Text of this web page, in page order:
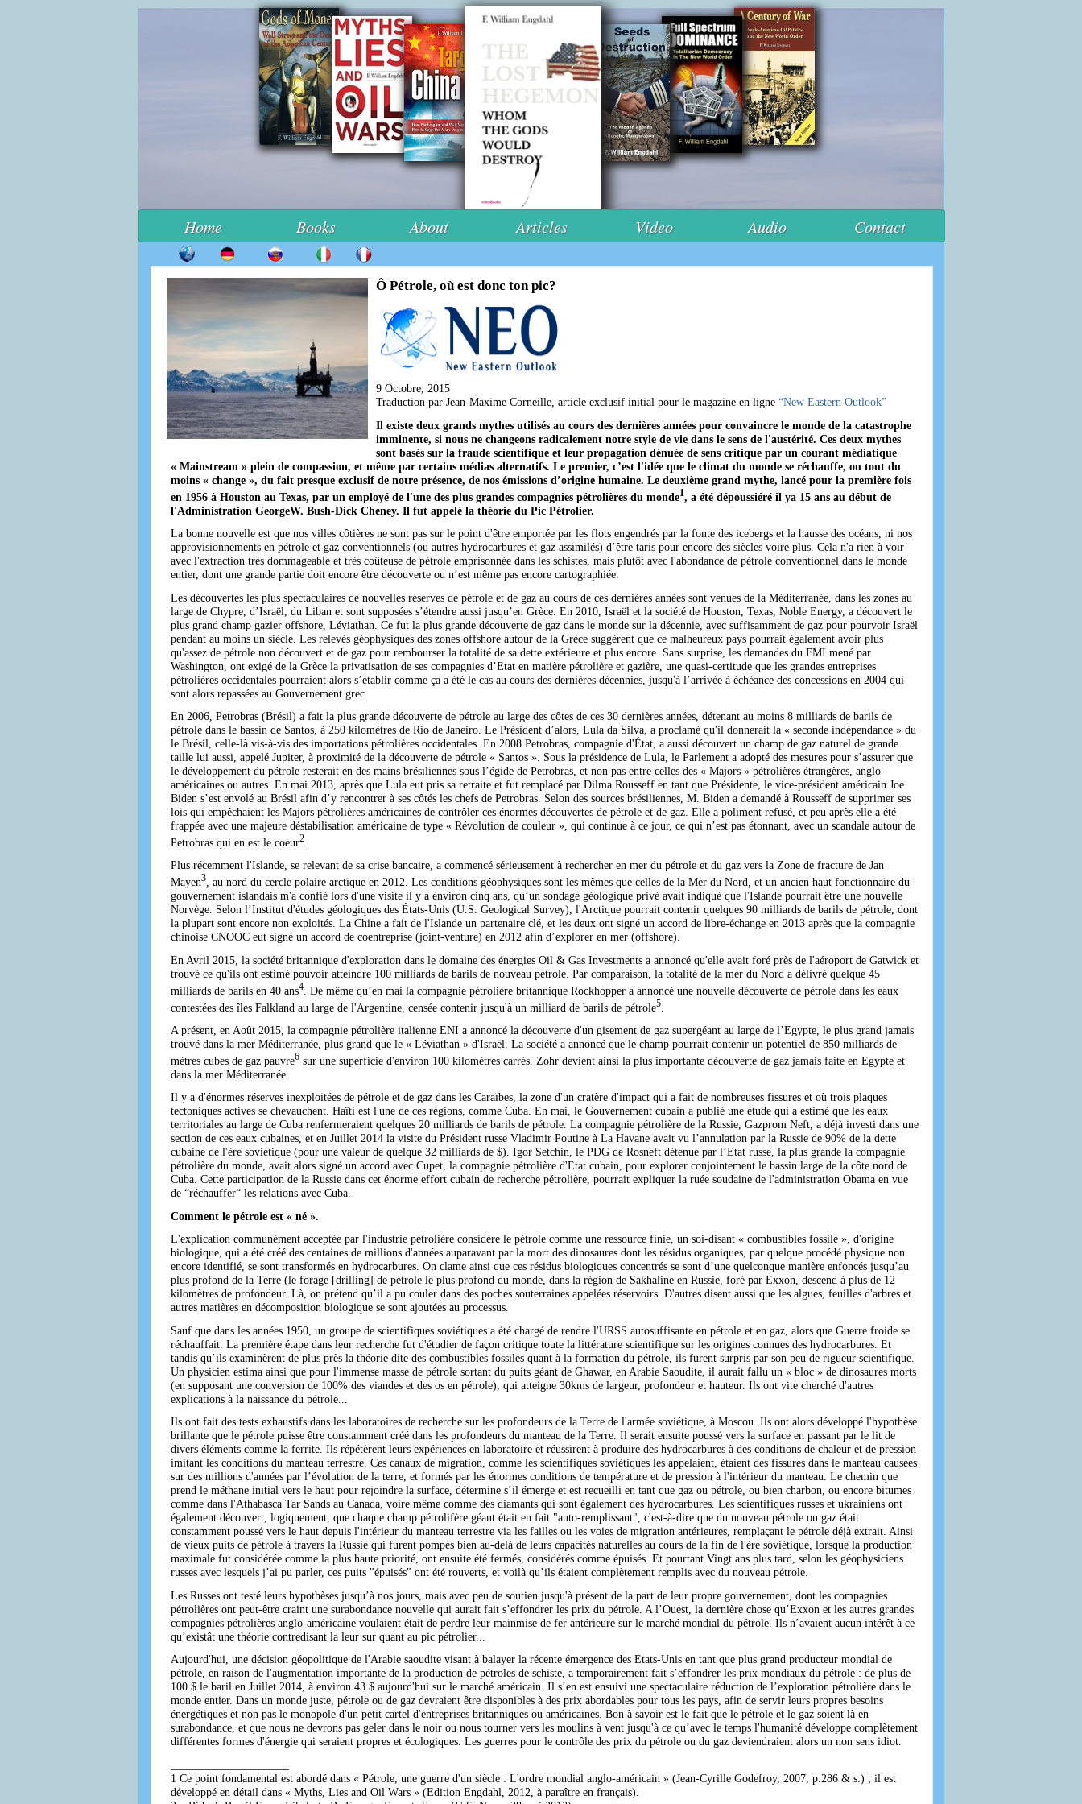
Home Books About Articles Video Audio Contact
Ô Pétrole, où est donc ton pic?
9 Octobre, 2015
Traduction par Jean-Maxime Corneille, article exclusif initial pour le magazine en ligne “New Eastern Outlook”
Il existe deux grands mythes utilisés au cours des dernières années pour convaincre le monde de la catastrophe
imminente, si nous ne changeons radicalement notre style de vie dans le sens de l'austérité. Ces deux mythes
sont basés sur la fraude scientifique et leur propagation dénuée de sens critique par un courant médiatique
« Mainstream » plein de compassion, et même par certains médias alternatifs. Le premier, c’est l'idée que le climat du monde se réchauffe, ou tout du
moins « change », du fait presque exclusif de notre présence, de nos émissions d’origine humaine. Le deuxième grand mythe, lancé pour la première fois
en 1956 à Houston au Texas, par un employé de l'une des plus grandes compagnies pétrolières du monde1, a été dépoussiéré il ya 15 ans au début de
l'Administration GeorgeW. Bush-Dick Cheney. Il fut appelé la théorie du Pic Pétrolier.
La bonne nouvelle est que nos villes côtières ne sont pas sur le point d'être emportée par les flots engendrés par la fonte des icebergs et la hausse des océans, ni nos
approvisionnements en pétrole et gaz conventionnels (ou autres hydrocarbures et gaz assimilés) d’être taris pour encore des siècles voire plus. Cela n'a rien à voir
avec l'extraction très dommageable et très coûteuse de pétrole emprisonnée dans les schistes, mais plutôt avec l'abondance de pétrole conventionnel dans le monde
entier, dont une grande partie doit encore être découverte ou n’est même pas encore cartographiée.
Les découvertes les plus spectaculaires de nouvelles réserves de pétrole et de gaz au cours de ces dernières années sont venues de la Méditerranée, dans les zones au
large de Chypre, d’Israël, du Liban et sont supposées s’étendre aussi jusqu’en Grèce. En 2010, Israël et la société de Houston, Texas, Noble Energy, a découvert le
plus grand champ gazier offshore, Léviathan. Ce fut la plus grande découverte de gaz dans le monde sur la décennie, avec suffisamment de gaz pour pourvoir Israël
pendant au moins un siècle. Les relevés géophysiques des zones offshore autour de la Grèce suggèrent que ce malheureux pays pourrait également avoir plus
qu'assez de pétrole non découvert et de gaz pour rembourser la totalité de sa dette extérieure et plus encore. Sans surprise, les demandes du FMI mené par
Washington, ont exigé de la Grèce la privatisation de ses compagnies d’Etat en matière pétrolière et gazière, une quasi-certitude que les grandes entreprises
pétrolières occidentales pourraient alors s’établir comme ça a été le cas au cours des dernières décennies, jusqu'à l’arrivée à échéance des concessions en 2004 qui
sont alors repassées au Gouvernement grec.
En 2006, Petrobras (Brésil) a fait la plus grande découverte de pétrole au large des côtes de ces 30 dernières années, détenant au moins 8 milliards de barils de
pétrole dans le bassin de Santos, à 250 kilomètres de Rio de Janeiro. Le Président d’alors, Lula da Silva, a proclamé qu'il donnerait la « seconde indépendance » du
le Brésil, celle-là vis-à-vis des importations pétrolières occidentales. En 2008 Petrobras, compagnie d'État, a aussi découvert un champ de gaz naturel de grande
taille lui aussi, appelé Jupiter, à proximité de la découverte de pétrole « Santos ». Sous la présidence de Lula, le Parlement a adopté des mesures pour s’assurer que
le développement du pétrole resterait en des mains brésiliennes sous l’égide de Petrobras, et non pas entre celles des « Majors » pétrolières étrangères, anglo-
américaines ou autres. En mai 2013, après que Lula eut pris sa retraite et fut remplacé par Dilma Rousseff en tant que Présidente, le vice-président américain Joe
Biden s’est envolé au Brésil afin d’y rencontrer à ses côtés les chefs de Petrobras. Selon des sources brésiliennes, M. Biden a demandé à Rousseff de supprimer ses
lois qui empêchaient les Majors pétrolières américaines de contrôler ces énormes découvertes de pétrole et de gaz. Elle a poliment refusé, et peu après elle a été
frappée avec une majeure déstabilisation américaine de type « Révolution de couleur », qui continue à ce jour, ce qui n’est pas étonnant, avec un scandale autour de
Petrobras qui en est le coeur2.
Plus récemment l'Islande, se relevant de sa crise bancaire, a commencé sérieusement à rechercher en mer du pétrole et du gaz vers la Zone de fracture de Jan
Mayen3, au nord du cercle polaire arctique en 2012. Les conditions géophysiques sont les mêmes que celles de la Mer du Nord, et un ancien haut fonctionnaire du
gouvernement islandais m'a confié lors d'une visite il y a environ cinq ans, qu’un sondage géologique privé avait indiqué que l'Islande pourrait être une nouvelle
Norvège. Selon l’Institut d'études géologiques des États-Unis (U.S. Geological Survey), l'Arctique pourrait contenir quelques 90 milliards de barils de pétrole, dont
la plupart sont encore non exploités. La Chine a fait de l'Islande un partenaire clé, et les deux ont signé un accord de libre-échange en 2013 après que la compagnie
chinoise CNOOC eut signé un accord de coentreprise (joint-venture) en 2012 afin d’explorer en mer (offshore).
En Avril 2015, la société britannique d'exploration dans le domaine des énergies Oil & Gas Investments a annoncé qu'elle avait foré près de l'aéroport de Gatwick et
trouvé ce qu'ils ont estimé pouvoir atteindre 100 milliards de barils de nouveau pétrole. Par comparaison, la totalité de la mer du Nord a délivré quelque 45
milliards de barils en 40 ans4. De même qu’en mai la compagnie pétrolière britannique Rockhopper a annoncé une nouvelle découverte de pétrole dans les eaux
contestées des îles Falkland au large de l'Argentine, censée contenir jusqu'à un milliard de barils de pétrole5.
A présent, en Août 2015, la compagnie pétrolière italienne ENI a annoncé la découverte d'un gisement de gaz supergéant au large de l’Egypte, le plus grand jamais
trouvé dans la mer Méditerranée, plus grand que le « Léviathan » d'Israël. La société a annoncé que le champ pourrait contenir un potentiel de 850 milliards de
mètres cubes de gaz pauvre6sur une superficie d'environ 100 kilomètres carrés. Zohr devient ainsi la plus importante découverte de gaz jamais faite en Egypte et
dans la mer Méditerranée.
Il y a d'énormes réserves inexploitées de pétrole et de gaz dans les Caraïbes, la zone d'un cratère d'impact qui a fait de nombreuses fissures et où trois plaques
tectoniques actives se chevauchent. Haïti est l'une de ces régions, comme Cuba. En mai, le Gouvernement cubain a publié une étude qui a estimé que les eaux
territoriales au large de Cuba renfermeraient quelques 20 milliards de barils de pétrole. La compagnie pétrolière de la Russie, Gazprom Neft, a déjà investi dans une
section de ces eaux cubaines, et en Juillet 2014 la visite du Président russe Vladimir Poutine à La Havane avait vu l’annulation par la Russie de 90% de la dette
cubaine de l'ère soviétique (pour une valeur de quelque 32 milliards de $). Igor Setchin, le PDG de Rosneft détenue par l’Etat russe, la plus grande la compagnie
pétrolière du monde, avait alors signé un accord avec Cupet, la compagnie pétrolière d'Etat cubain, pour explorer conjointement le bassin large de la côte nord de
Cuba. Cette participation de la Russie dans cet énorme effort cubain de recherche pétrolière, pourrait expliquer la ruée soudaine de l'administration Obama en vue
de “réchauffer“ les relations avec Cuba.
Comment le pétrole est « né ».
L'explication communément acceptée par l'industrie pétrolière considère le pétrole comme une ressource finie, un soi-disant « combustibles fossile », d'origine
biologique, qui a été créé des centaines de millions d'années auparavant par la mort des dinosaures dont les résidus organiques, par quelque procédé physique non
encore identifié, se sont transformés en hydrocarbures. On clame ainsi que ces résidus biologiques concentrés se sont d’une quelconque manière enfoncés jusqu’au
plus profond de la Terre (le forage [drilling] de pétrole le plus profond du monde, dans la région de Sakhaline en Russie, foré par Exxon, descend à plus de 12
kilomètres de profondeur. Là, on prétend qu’il a pu couler dans des poches souterraines appelées réservoirs. D'autres disent aussi que les algues, feuilles d'arbres et
autres matières en décomposition biologique se sont ajoutées au processus.
Sauf que dans les années 1950, un groupe de scientifiques soviétiques a été chargé de rendre l'URSS autosuffisante en pétrole et en gaz, alors que Guerre froide se
réchauffait. La première étape dans leur recherche fut d'étudier de façon critique toute la littérature scientifique sur les origines connues des hydrocarbures. Et
tandis qu’ils examinèrent de plus près la théorie dite des combustibles fossiles quant à la formation du pétrole, ils furent surpris par son peu de rigueur scientifique.
Un physicien estima ainsi que pour l'immense masse de pétrole sortant du puits géant de Ghawar, en Arabie Saoudite, il aurait fallu un « bloc » de dinosaures morts
(en supposant une conversion de 100% des viandes et des os en pétrole), qui atteigne 30kms de largeur, profondeur et hauteur. Ils ont vite cherché d'autres
explications à la naissance du pétrole...
Ils ont fait des tests exhaustifs dans les laboratoires de recherche sur les profondeurs de la Terre de l'armée soviétique, à Moscou. Ils ont alors développé l'hypothèse
brillante que le pétrole puisse être constamment créé dans les profondeurs du manteau de la Terre. Il serait ensuite poussé vers la surface en passant par le lit de
divers éléments comme la ferrite. Ils répétèrent leurs expériences en laboratoire et réussirent à produire des hydrocarbures à des conditions de chaleur et de pression
imitant les conditions du manteau terrestre. Ces canaux de migration, comme les scientifiques soviétiques les appelaient, étaient des fissures dans le manteau causées
sur des millions d'années par l’évolution de la terre, et formés par les énormes conditions de température et de pression à l'intérieur du manteau. Le chemin que
prend le méthane initial vers le haut pour rejoindre la surface, détermine s’il émerge et est recueilli en tant que gaz ou pétrole, ou bien charbon, ou encore bitumes
comme dans l'Athabasca Tar Sands au Canada, voire même comme des diamants qui sont également des hydrocarbures. Les scientifiques russes et ukrainiens ont
également découvert, logiquement, que chaque champ pétrolifère géant était en fait "auto-remplissant", c'est-à-dire que du nouveau pétrole ou gaz était
constamment poussé vers le haut depuis l'intérieur du manteau terrestre via les failles ou les voies de migration antérieures, remplaçant le pétrole déjà extrait. Ainsi
de vieux puits de pétrole à travers la Russie qui furent pompés bien au-delà de leurs capacités naturelles au cours de la fin de l'ère soviétique, lorsque la production
maximale fut considérée comme la plus haute priorité, ont ensuite été fermés, considérés comme épuisés. Et pourtant Vingt ans plus tard, selon les géophysiciens
russes avec lesquels j’ai pu parler, ces puits "épuisés" ont été rouverts, et voilà qu’ils étaient complètement remplis avec du nouveau pétrole.
Les Russes ont testé leurs hypothèses jusqu’à nos jours, mais avec peu de soutien jusqu'à présent de la part de leur propre gouvernement, dont les compagnies
pétrolières ont peut-être craint une surabondance nouvelle qui aurait fait s’effondrer les prix du pétrole. A l’Ouest, la dernière chose qu’Exxon et les autres grandes
compagnies pétrolières anglo-américaine voulaient était de perdre leur mainmise de fer antérieure sur le marché mondial du pétrole. Ils n’avaient aucun intérêt à ce
qu’existât une théorie contredisant la leur sur quant au pic pétrolier...
Aujourd'hui, une décision géopolitique de l'Arabie saoudite visant à balayer la récente émergence des Etats-Unis en tant que plus grand producteur mondial de
pétrole, en raison de l'augmentation importante de la production de pétroles de schiste, a temporairement fait s’effondrer les prix mondiaux du pétrole : de plus de
100 $ le baril en Juillet 2014, à environ 43 $ aujourd'hui sur le marché américain. Il s’en est ensuivi une spectaculaire réduction de l’exploration pétrolière dans le
monde entier. Dans un monde juste, pétrole ou de gaz devraient être disponibles à des prix abordables pour tous les pays, afin de servir leurs propres besoins
énergétiques et non pas le monopole d'un petit cartel d'entreprises britanniques ou américaines. Bon à savoir est le fait que le pétrole et le gaz soient là en
surabondance, et que nous ne devrons pas geler dans le noir ou nous tourner vers les moulins à vent jusqu'à ce qu’avec le temps l'humanité développe complètement
différentes formes d'énergie qui seraient propres et écologiques. Les guerres pour le contrôle des prix du pétrole ou du gaz deviendraient alors un non sens idiot.
1 Ce point fondamental est abordé dans « Pétrole, une guerre d'un siècle : L'ordre mondial anglo-américain » (Jean-Cyrille Godefroy, 2007, p.286 & s.) ; il est
développé en détail dans « Myths, Lies and Oil Wars » (Edition Engdahl, 2012, à paraître en français).